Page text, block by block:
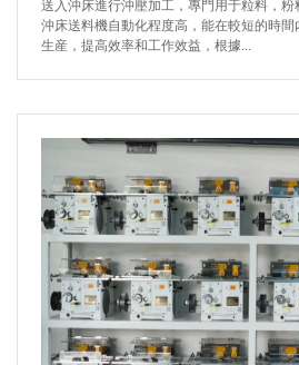
送入沖床進行沖壓加工，專門用于粒料，粉
沖床送料機自動化程度高，能在較短的時間
生産，提高效率和工作效益，根據...